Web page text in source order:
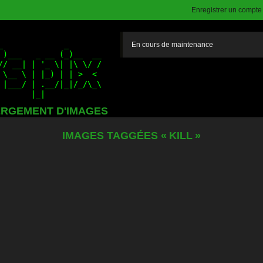
Enregistrer un
D'IMAGES
En cours de maintenance
IMAGES TAGGÉES « KILL »